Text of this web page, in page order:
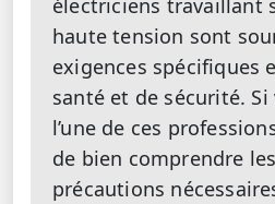
électriciens travaillant
haute tension sont
exigences spécifiques
santé et de sécurité. Si
l’une de ces
de bien comprendre
précautions